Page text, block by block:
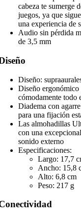
cabeza te sumerge
juegos, ya que
una experiencia de
Audio sin pérdida
de 3,5 mm
Diseño:
Diseño
cómodamente todo
Diadema con
para una fijación
Las almohadillas
con una
sonido externo
Especificaciones:
Largo: 17,7
Ancho: 15,8
Alto: 6,8 cm
Peso: 217 g